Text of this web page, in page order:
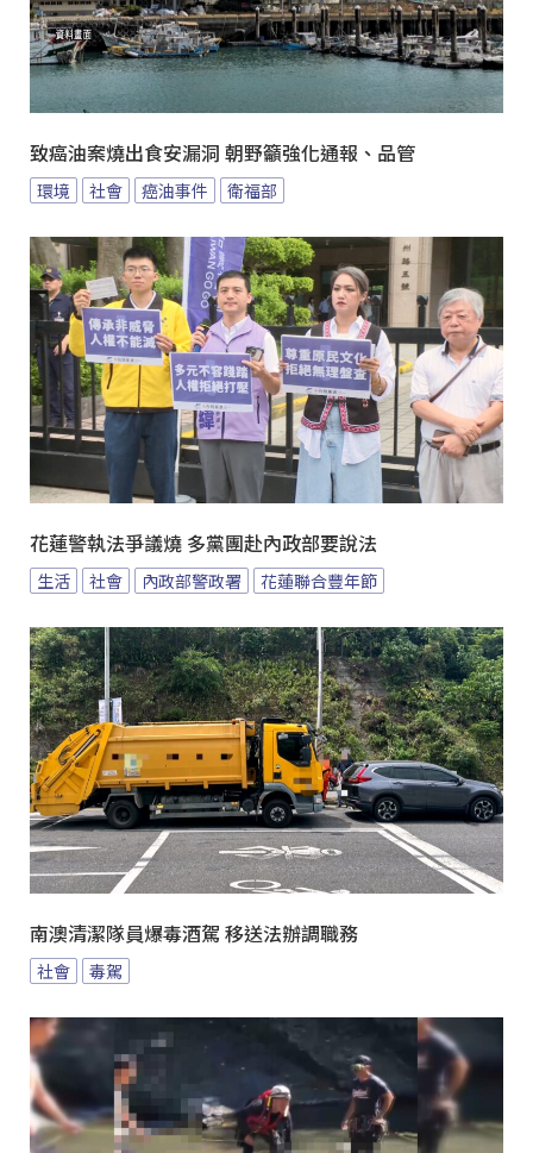
致癌油案燒出食安漏洞 朝野籲強化通報、品管
環境 社會 癌油事件 衛福部
花蓮警執法爭議燒 多黨團赴內政部要說法
生活 社會 內政部警政署 花蓮聯合豐年節
南澳清潔隊員爆毒酒駕 移送法辦調職務
社會 毒駕